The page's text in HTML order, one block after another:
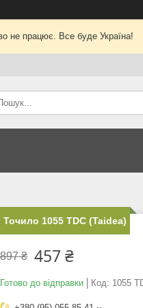
не працює. Все буде Україна!
Точило 1055 TDC (Taidea)
897 ₴ 457 ₴
Готово до відправки Код: 1055